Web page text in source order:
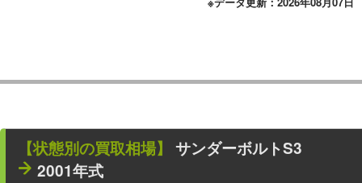
【状態別の買取相場】 サンダーボルトS3
2001年式